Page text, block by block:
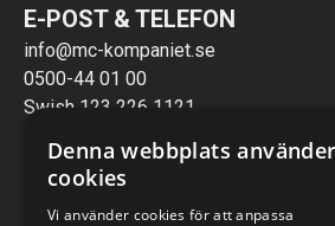
E-POST & TELEFON
info@mc-kompaniet.se
0500-44 01 00
Swish 123 226 1121
VERKSTAD
Denna webbplats använder
cookies
Vi använder cookies för att anpassa